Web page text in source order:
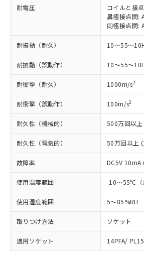
耐電圧
コイルと接
異極接点間:
同極接点間:
耐振動（耐久） 10～55～
耐振動（誤動作） 10～55～
耐衝撃（耐久） 1000m/s2
耐衝撃（誤動作） 100m/s2
耐久性（機械的） 500万回以
耐久性（電気的） 50万回以上
故障率 DC5V
使用温度範囲 -10～55℃（
使用湿度範囲 5～85%RH
取りつけ方法 ソケット
適用ソケット 14PFA/ PL15
記載している更新日時点
タに基づき作成されるも
覧された時点での実際の
準価格とは異なる場合が
正式な納期状況および標
様のお取引先、またはお
ムロン制御機器販売店・
ご相談ください。
オムロン制御機器販売店
販売ネットワーク
ください。
在庫状況および標準価格
事前の承諾なく第三者に
マイパーツ機能（部品リ
ビス）をご利用いただく
お客様が当ウェブサイト
登録された部品リストに
および当社の共同利用者
品・サービスに関するお
引・商談に必要な範囲で
*EU RoHS指令（10物質）：
鉛(Pb) 1000ppm以下、 水銀(Hg)
ミウム(Cd) 100ppm以下、
六価クロム(Cr(Ⅵ)) 1000ppm以下、ポ
類(PBB) 1000ppm以下、ポリ臭化ジフ
(PBDE) 1000ppm以下、フタル酸ビス
ル) (DEHP)(別名：DOP) 1000ppm以下
ルベンジル（BBP） 1000ppm以下、フ
（DBP） 1000ppm以下、フタル酸ジ
(DIBP) 1000ppm以下
但し、RoHS指令で産業用監視および制
フタル酸エステル類の４物質については
図的な使用がないことを確認していま
※2 対応予定月
部品在庫の切り替え状況など
月が前後することがあります。
※3 非含有証明書ダウンロ
下記の非含有証明書をダウンロ
*中国RoHS10物質の基準値 (GB/
Pb(鉛) :1000ppm、 Hg(水銀) : 1000ppm
Cr(Ⅵ)(六価クロム) : 1000ppm、 PBBs(
ニル類) : 1000ppm、 PBDEs(ポリ臭化
ル類) : 1000ppm、
DBP(フタル酸ジブチル) : 1000ppm、
イソブチル) : 1000ppm、 BBP(フタル
ル) : 1000ppm、
DEHP(フタル酸ビス(2-エチルヘキシル
※2 環境保護使用期限
「ｅ」：有害物質（10物質）
準値以下であることを示しま
「10」：通常の使用状況下に
質が外部に漏えいし、環境に
及ぼさない年数を意味します。
「－」：未確認です。当社販
い合わせください。
（以下｢規制貨物等」と
または国外への提供する
国政府の輸出許可(また
可)を取得するなどの必
全に破砕するなど、違法
いよう必要な手段を講じま
当社は貴社製品を、核兵
ル、化学兵器、生物兵器
武器並びにこれらの製造
使用いたしません。
当社は、貴社製品を第三
場合は、上記1、2および
該第三者に通知します。
販売先および販売に係わ
法に輸出するおそれがあ
り引きをいたしません。
合意する
一定数以上の在庫あ
一定数には満たない
－
在庫なし(最新の在庫
いては、お客様のお
たはお客様担当のオ
機器販売店・当社販
認ください)
白
受注生産機種、また
情報を公開していな